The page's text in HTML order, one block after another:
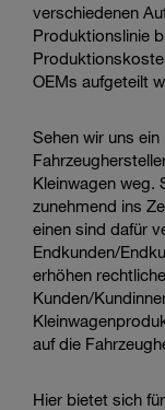
verschiedenen
Produktionslinie
OEMs aufgeteilt
Sehen wir uns
Kleinwagen weg.
zunehmend ins
einen sind dafür
Endkunden/
erhöhen
Kunden/
auf die
Hier bietet sich